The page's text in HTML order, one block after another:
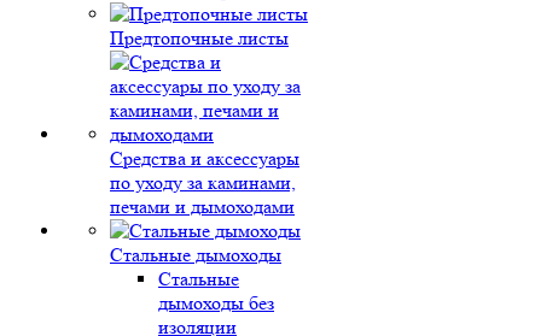
Предтопочные листы
Средства и аксессуары
по уходу за каминами,
печами и дымоходами
Стальные дымоходы
Стальные
дымоходы без
изоляции